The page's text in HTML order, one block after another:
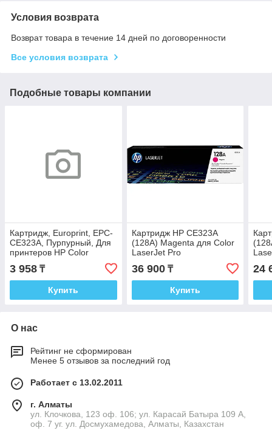
Условия возврата
Возврат товара в течение 14 дней по договоренности
Все условия возврата
Подобные товары компании
Картридж, Europrint, EPC-
CE323A, Пурпурный, Для
принтеров HP Color
LaserJet Pro
CP1525/CM1415, 1300
страниц.
3 958 ₸
Купить
Картридж HP CE323A
(128A) Magenta для Color
LaserJet Pro
CP1525/CM1415
36 900₸
Купить
24
О нас
Рейтинг не сформирован
Менее 5 отзывов за последний год
Работает с 13.02.2011
г. Алматы
ул. Клочкова, 123 оф. 106; ул. Карасай Батыра 109 А,
оф. 7 уг. ул. Досмухамедова, Алматы, Казахстан